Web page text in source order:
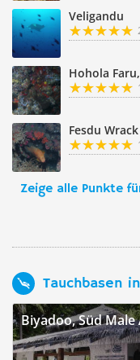
Veligandu
Hohola
Fesdu Wrack
Zeige alle Punkte
Tauchbasen
Biyadoo, Süd Male